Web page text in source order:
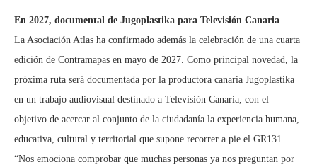
En 2027, documental de Jugoplastika para Televisión Canaria
La Asociación Atlas ha confirmado además la celebración de una cuarta
edición de Contramapas en mayo de 2027. Como principal novedad, la
próxima ruta será documentada por la productora canaria Jugoplastika
en un trabajo audiovisual destinado a Televisión Canaria, con el
objetivo de acercar al conjunto de la ciudadanía la experiencia humana,
educativa, cultural y territorial que supone recorrer a pie el GR131.
“Nos emociona comprobar que muchas personas ya nos preguntan por